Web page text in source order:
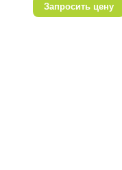
Запросить цену